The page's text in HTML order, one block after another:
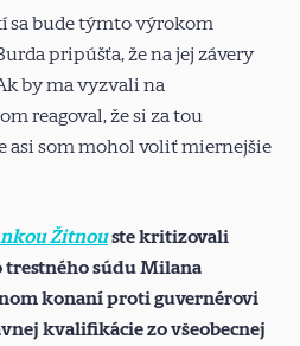
sa bude týmto výrokom
pripúšťa, že na jej závery
by ma vyzvali na
reagoval, že si za tou
asi som mohol voliť miernejšie
Žitnouste kritizovali
trestného súdu Milana
konaní proti guvernérovi
kvalifikácie zo všeobecnej